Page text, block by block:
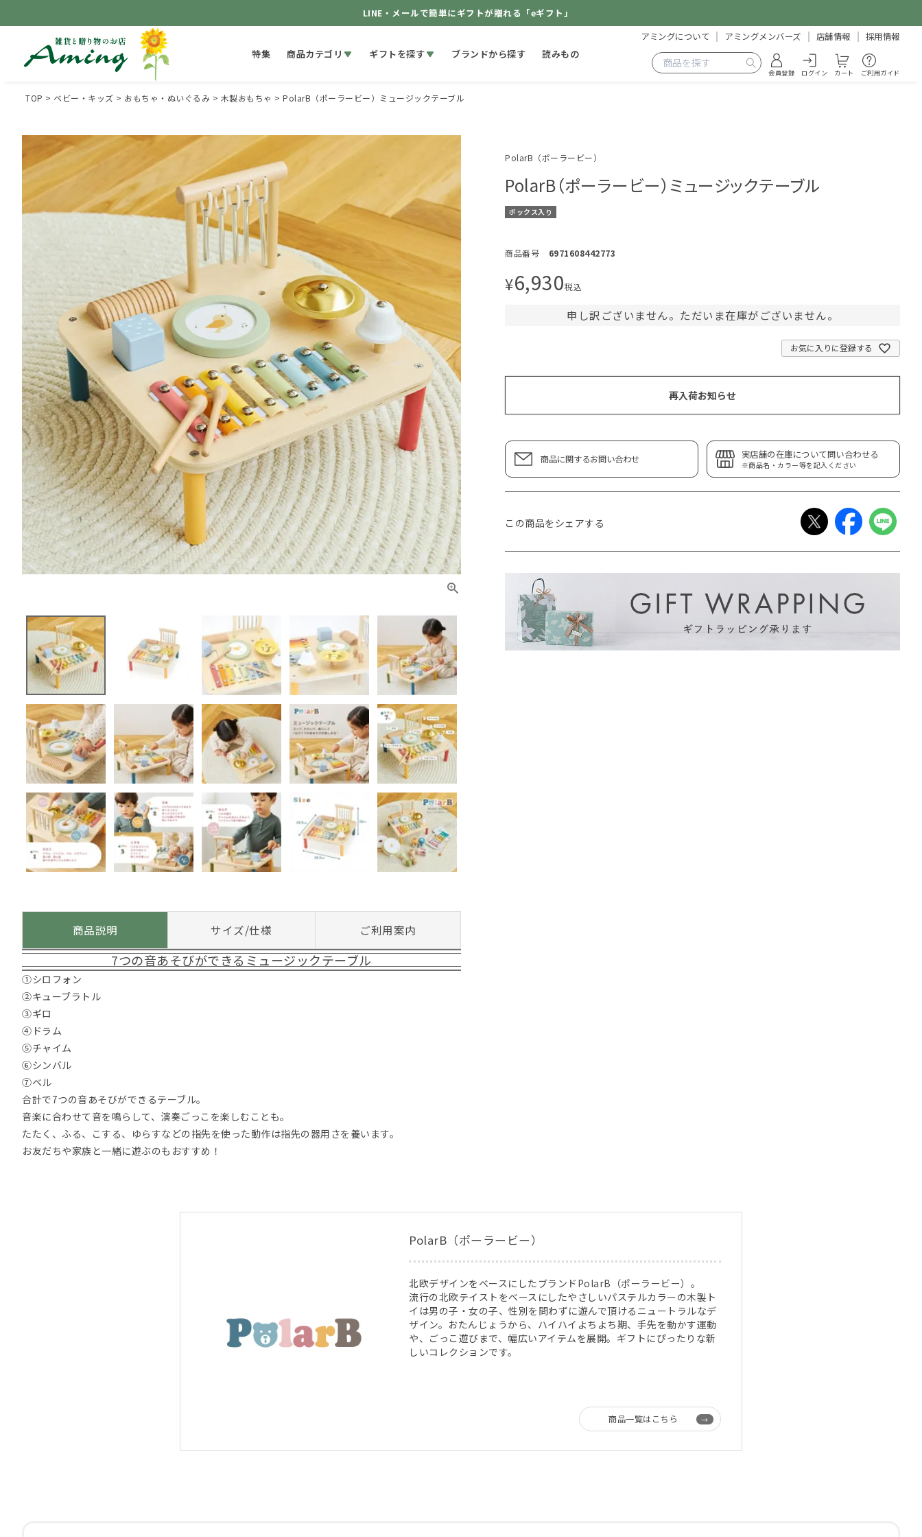
LINE・メールで簡単にギフトが贈れる「eギフト」
特集 商品カテゴリ ギフトを探す ブランドから探す 読みもの
アミングについて アミングメンバーズ 店舗情報 採用情報
会員登録 ログイン カート ご利用ガイド
TOP ベビー・キッズ おもちゃ・ぬいぐるみ 木製おもちゃ PolarB（ポーラービー）ミュージックテーブル
商品説明 サイズ/仕様 ご利用案内
7つの音あそびができるミュージックテーブル
①シロフォン
②キューブラトル
③ギロ
④ドラム
⑤チャイム
⑥シンバル
⑦ベル
合計で7つの音あそびができるテーブル。
音楽に合わせて音を鳴らして、演奏ごっこを楽しむことも。
たたく、ふる、こする、ゆらすなどの指先を使った動作は指先の器用さを養います。
お友だちや家族と一緒に遊ぶのもおすすめ！
PolarB（ポーラービー）
PolarB（ポーラービー）ミュージックテーブル
ボックス入り
商品番号 6971608442773
¥6,930税込
申し訳ございません。ただいま在庫がございません。
お気に入りに登録する
再入荷お知らせ
商品に関するお問い合わせ 実店舗の在庫について問い合わせる
※商品名・カラー等を記入ください
この商品をシェアする
PolarB（ポーラービー）
北欧デザインをベースにしたブランドPolarB（ポーラービー）。
流行の北欧テイストをベースにしたやさしいパステルカラーの木製ト
イは男の子・女の子、性別を問わずに遊んで頂けるニュートラルなデ
ザイン。おたんじょうから、ハイハイよちよち期、手先を動かす運動
や、ごっこ遊びまで、幅広いアイテムを展開。ギフトにぴったりな新
しいコレクションです。
商品一覧はこちら